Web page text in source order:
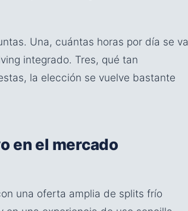
Una, cuántas horas por día se va
integrado. Tres, qué tan
la elección se vuelve bastante
en el mercado
una oferta amplia de splits frío